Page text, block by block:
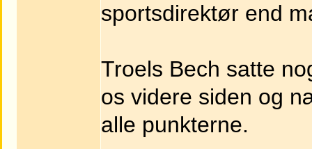
sportsdirektør end
Troels Bech satte
os videre siden og
alle punkterne.